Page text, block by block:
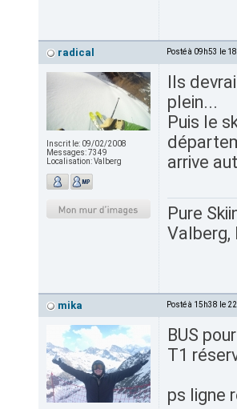
radical Posté à 09h53 le
Inscrit le: 09/02/2008
Messages:7349
Localisation:Valberg
Ils
plein...
Puis le
arrive
Pure
Valberg,
mika Posté à 15h38 le
BUS
T1
ps ligne